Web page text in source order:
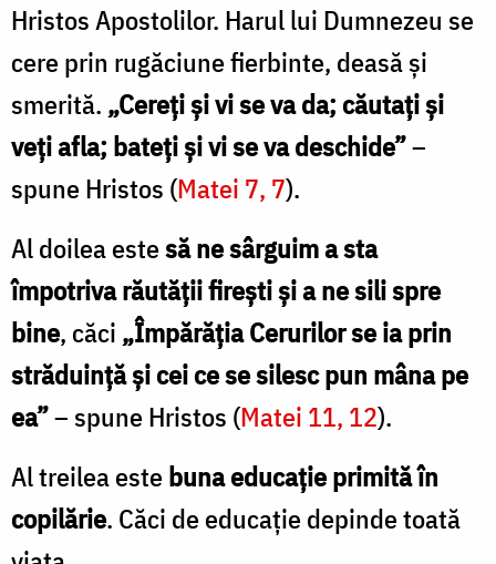
Hristos Apostolilor. Harul lui Dumnezeu se
cere prin rugăciune fierbinte, deasă și
smerită. „Cereți și vi se va da; căutați și
veți afla; bateți și vi se va deschide”–
spune Hristos (Matei 7, 7).
Al doilea estesă ne sârguim a sta
împotriva răutății firești și a ne sili spre
bine, căci „Împărăția Cerurilor se ia prin
străduință și cei ce se silesc pun mâna pe
ea”– spune Hristos (Matei 11, 12).
Al treilea estebuna educație primită în
copilărie. Căci de educație depinde toată